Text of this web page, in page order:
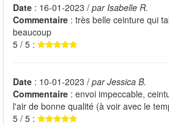
Date : 16-01-2023 / par Isabelle R.
Commentaire : très belle ceinture qui
beaucoup
5 / 5 :
Date : 10-01-2023 / par Jessica B.
Commentaire : envoi impeccable,
l'air de bonne qualité (à voir avec le
5 / 5 :